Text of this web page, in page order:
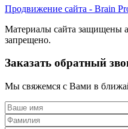
Продвижение сайта - Brain
Материалы сайта защищены
запрещено.
Заказать обратный
Мы свяжемся с Вами в